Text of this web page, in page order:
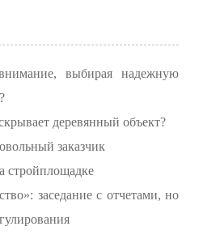
выбирая надежную
деревянный объект?
заказчик
стройплощадке
заседание с отчетами, но